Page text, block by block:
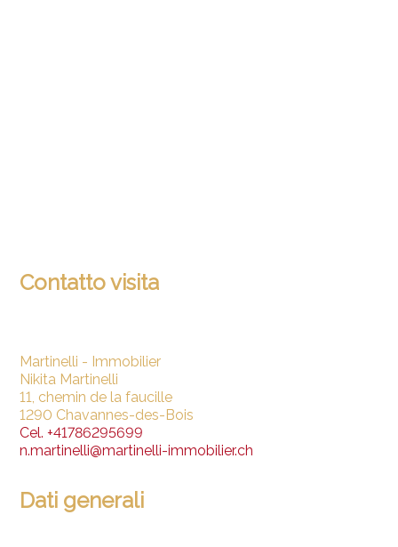
Contatto visita
Martinelli - Immobilier
Nikita Martinelli
11, chemin de la faucille
1290 Chavannes-des-Bois
Cel.+41786295699
n.martinelli@martinelli-immobilier.ch
Dati generali